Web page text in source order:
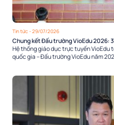
Tin tức - 29/07/2026
Chung kết Đấu trường VioEdu 2026:
Hệ thống giáo dục trực tuyến VioEdu
quốc gia – Đấu trường VioEdu năm